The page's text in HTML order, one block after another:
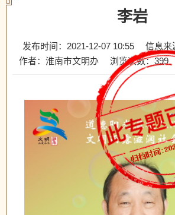
李岩
发布时间：2021-12-07 10:55
信息来
作者：淮南市文明办
浏览次数：399